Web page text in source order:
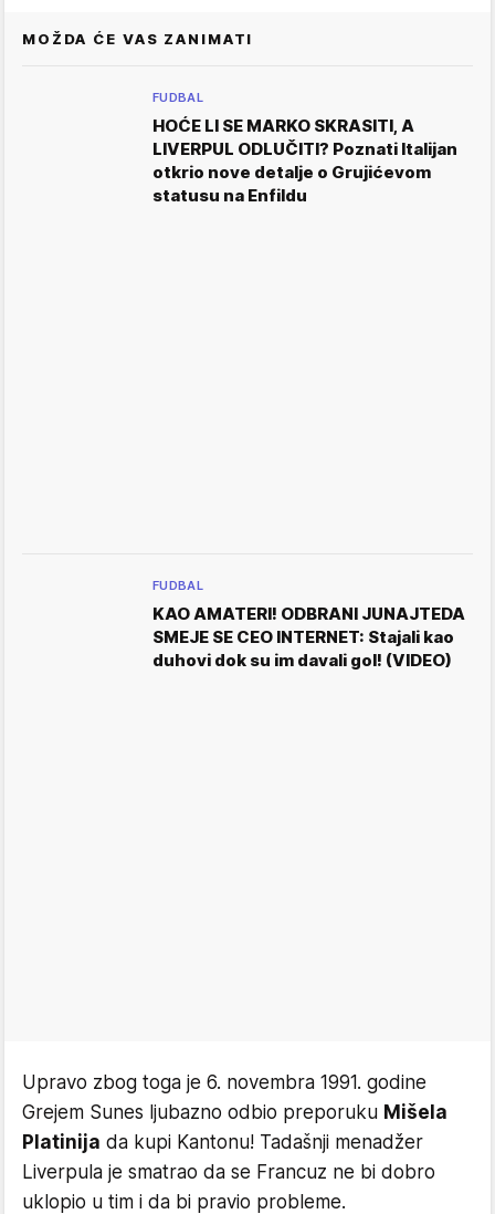
MOŽDA ĆE VAS ZANIMATI
FUDBAL
HOĆE LI SE MARKO SKRASITI, A
LIVERPUL ODLUČITI? Poznati Italijan
otkrio nove detalje o Grujićevom
statusu na Enfildu
FUDBAL
KAO AMATERI! ODBRANI JUNAJTEDA
SMEJE SE CEO INTERNET: Stajali kao
duhovi dok su im davali gol! (VIDEO)
Upravo zbog toga je 6. novembra 1991. godine
Grejem Sunes ljubazno odbio preporuku Mišela
Platinija da kupi Kantonu! Tadašnji menadžer
Liverpula je smatrao da se Francuz ne bi dobro
uklopio u tim i da bi pravio probleme.